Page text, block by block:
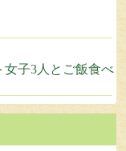
子3人とご飯食べ